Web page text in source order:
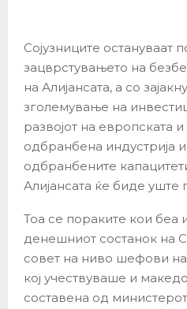
Сојузниците остануваат
зацврстувањето на
на Алијансата, а со
зголемување на
развојот на европската и
одбранбена индустрија
одбранбените
Алијансата ќе биде уште
Тоа се пораките кои беа
денешниот состанок на
совет на ниво шефови
кој учествуваше и
составена од